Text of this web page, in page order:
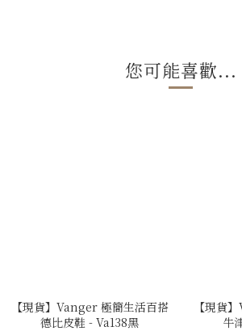
您可能喜歡...
【現貨】Vanger 極簡生活百搭
德比皮鞋 - Va138黑
【現貨
牛